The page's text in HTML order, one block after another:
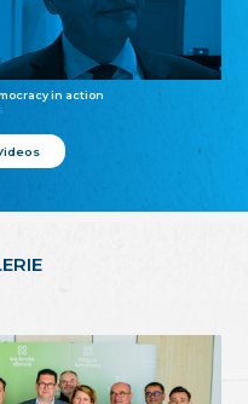
in action